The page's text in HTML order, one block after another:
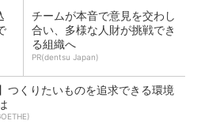
チームが本音で意見を交わし
合い、多様な人財が挑戦でき
る組織へ
PR(dentsu Japan)
つくりたいものを追求できる環境